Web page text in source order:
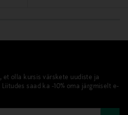
et olla kursis värskete uudiste ja
saad ka -10% oma järgmiselt e-